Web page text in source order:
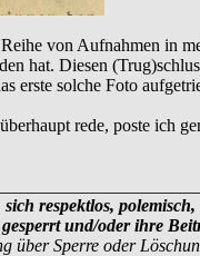
von Aufnahmen in
hat. Diesen
erste solche Foto
rede, poste ich
respektlos,
und/oder ihre
über Sperre oder